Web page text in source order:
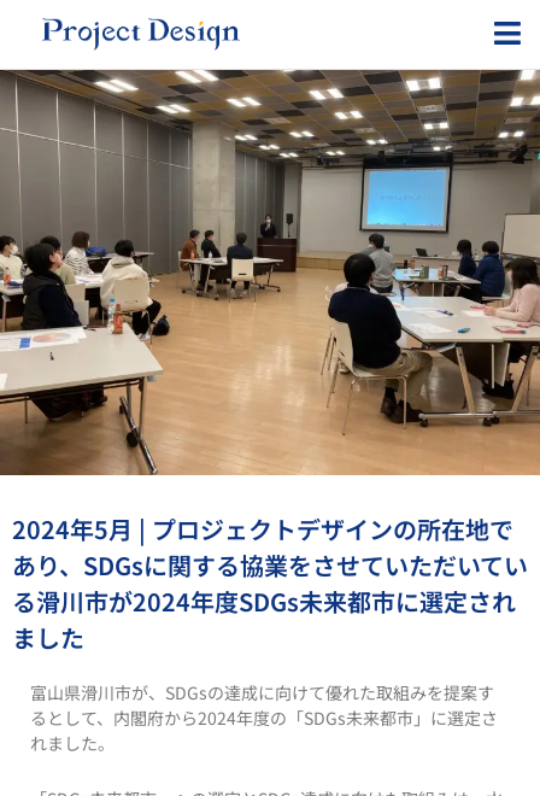
を
ス
2024年5月 | プロジェクトデザインの所在地で
あり、SDGsに関する協業をさせていただいてい
る滑川市が2024年度SDGs未来都市に選定され
ました
富山県滑川市が、SDGsの達成に向けて優れた取組みを提案す
るとして、内閣府から2024年度の「SDGs未来都市」に選定さ
れました。